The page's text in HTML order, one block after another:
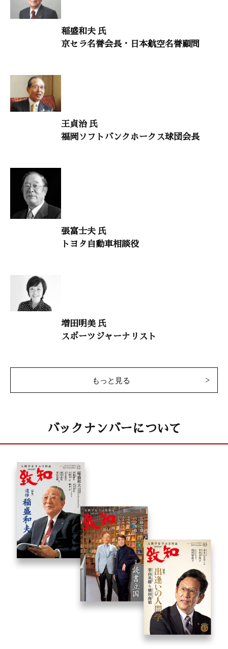
人生を照らす言葉21
鈴木秀子（国際コミュニオン学会名誉会長）
中山光子（中山人形店会長）
歴史の教訓
「民主党政権では日本がダメになる」
渡部昇一（上智大学名誉教授）
「南方熊楠と昭和天皇」
占部賢志 （福岡県立太宰府高等学校教諭）※詳細ページあり
大自然と体心90
「魚を食べて脳も体も健康に」
鈴木平光（女子栄養大学教授）
井上象英
小説・楠木正成 3
童門 冬二（作家）
泉庄右衛門 「心の歌を二十一世紀へ」
小峰 尚 「現実を見て、いま自分ができる範囲をやる」
石川 創 「筋を通す」
神保あつし
全国縦断 第一回社内木鶏説明会in東京 募集のご案内
こまく
プレゼント
稲盛和夫 氏
京セラ名誉会長・日本航空名誉顧問
王貞治 氏
福岡ソフトバンクホークス球団会長
張富士夫 氏
トヨタ自動車相談役
増田明美 氏
スポーツジャーナリスト
もっと見る
バックナンバーについて